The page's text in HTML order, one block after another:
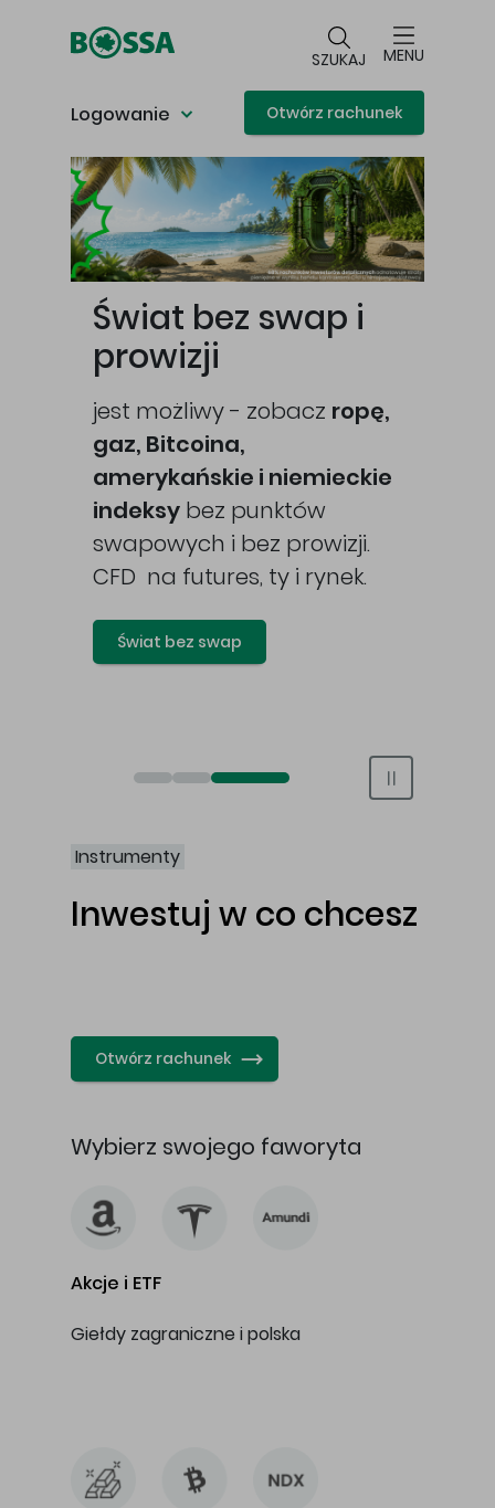
SZUKAJ MENU
Logowanie Otwórz rachunek
Główna treść
Świat bez swap i
prowizji
jest możliwy - zobacz ropę,
gaz, Bitcoina,
amerykańskie i niemieckie
indeksy bez punktów
swapowych i bez prowizji.
CFD na futures, ty i rynek.
Świat bez swap
Otwórz rachunek maklerski online
Otwórz konto IKE/IKZE
Świat bez swap i prowizji
Instrumenty
Inwestuj w co chcesz
Otwórz rachunek
Wybierz swojego faworyta
Akcje i ETF
Giełdy zagraniczne i polska